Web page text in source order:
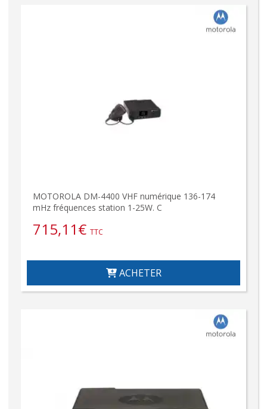
MOTOROLA DM-4400 VHF numérique 136-174
mHz fréquences station 1-25W. C
715,11€ TTC
ACHETER